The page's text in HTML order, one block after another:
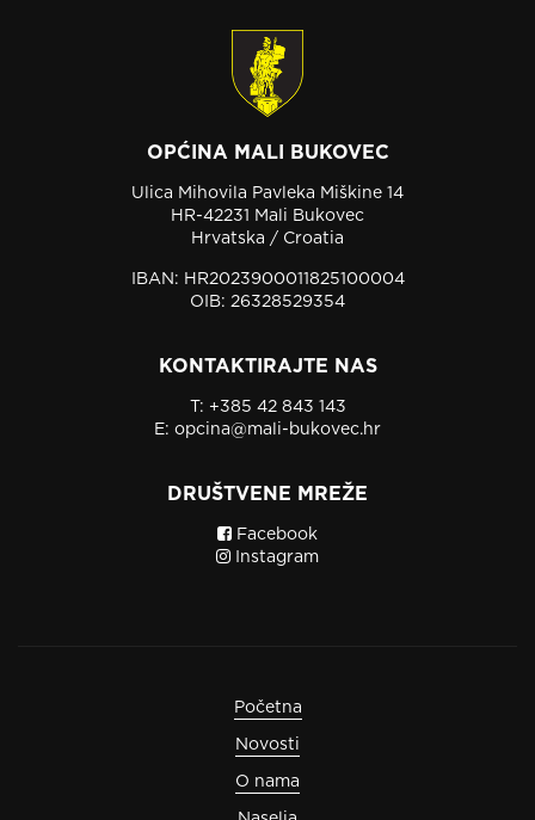
OPĆINA MALI BUKOVEC
Ulica Mihovila Pavleka Miškine 14
HR-42231 Mali Bukovec
Hrvatska / Croatia
IBAN: HR2023900011825100004
OIB: 26328529354
KONTAKTIRAJTE NAS
T: +385 42 843 143
E: opcina@mali-bukovec.hr
DRUŠTVENE MREŽE
Facebook
Instagram
Početna
Novosti
O nama